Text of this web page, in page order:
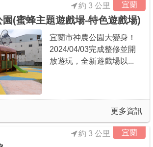
宜蘭
園(蜜蜂主題遊戲場-特色遊戲場)
約 3 公里
宜蘭市神農公園大變身！
2024/04/03完成整修並開
放遊玩，全新遊戲場以...
更多資訊
宜蘭
約 3 公里